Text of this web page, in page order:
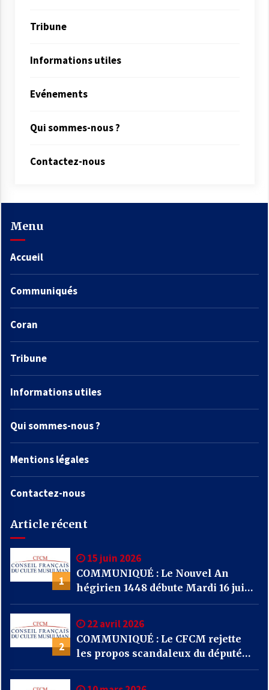
Tribune
Informations utiles
Evénements
Qui sommes-nous ?
Contactez-nous
Menu
Accueil
Communiqués
Coran
Tribune
Informations utiles
Qui sommes-nous ?
Mentions légales
Contactez-nous
Article récent
1
15 juin 2026
COMMUNIQUÉ : Le Nouvel An
hégirien 1448 débute Mardi 16 juin
2026
2
22 avril 2026
COMMUNIQUÉ : Le CFCM rejette
les propos scandaleux du député
RN Julien Odoul.